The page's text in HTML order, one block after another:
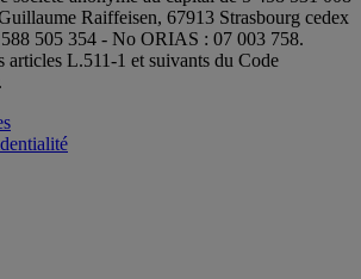
Raiffeisen, 67913 Strasbourg cedex
505 354 - No ORIAS : 07 003 758.
articles L.511-1 et suivants du Code